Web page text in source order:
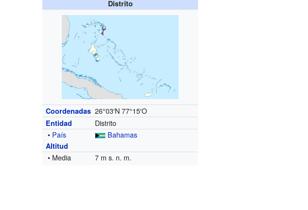
Distrito
Coordenadas 26°03′N 77°15′O
Entidad
Distrito
• País Bahamas
Altitud
• Media 7 m s. n. m.